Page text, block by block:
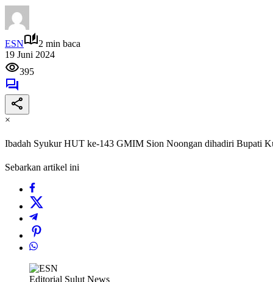
ESN
2 min baca
19 Juni 2024
395
×
Ibadah Syukur HUT ke-143 GMIM Sion Noongan dihadiri Bupati
Sebarkan artikel ini
Editorial Sulut News